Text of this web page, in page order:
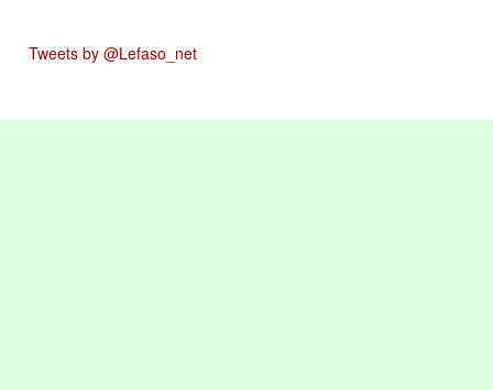
Tweets by @Lefaso_net